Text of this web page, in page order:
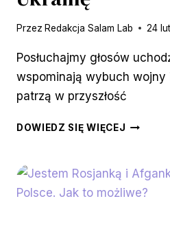
Przez Redakcja Salam Lab 24
Posłuchajmy głosów
wspominają wybuch wojny
patrzą w przyszłość
DOWIEDZ SIĘ WIĘCEJ „MARZĘ
BY